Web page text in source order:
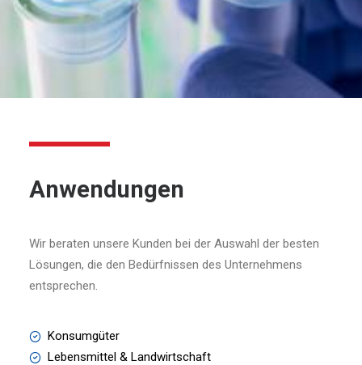
Anwendungen
Wir beraten unsere Kunden bei der Auswahl der besten
Lösungen, die den Bedürfnissen des Unternehmens
entsprechen.
Konsumgüter
Lebensmittel & Landwirtschaft